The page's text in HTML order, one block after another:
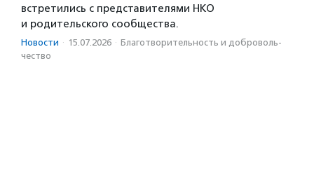
встретились с представителями НКО
и родительского сообщества.
Новости · 15.07.2026 · Благотвори­тель­ность и доброволь­
чест­во